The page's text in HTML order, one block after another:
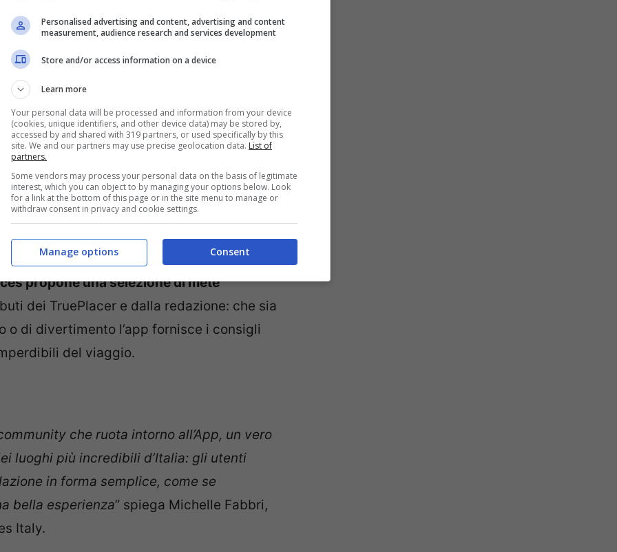
e posti insoliti da scoprire, individuati
di TruePlacer.Una community, di cui
“Ambasciatori del proprio territorio”,
le esperienze proposte.
ristorante, un B&B, o qualsiasi altra realtà
mete sulla mappa rispondono adiversi
case di personaggi, patrimonio Unesco,
il wellness, la natura, il divertimento e
Trentino alla Sicilia passando per Lazio,
percorsi suggestivi in tutta Italia.
propone una selezione di mete
dei TruePlacer e dalla redazione: che sia
o di divertimento l’app fornisce i consigli
del viaggio.
che ruota intorno all’App, un vero
luoghi più incredibili d’Italia: gli utenti
in forma semplice, come se
bella esperienza” spiega Michelle Fabbri,
Italy.
Personalised advertising and content, advertising and content
measurement, audience research and services development
Store and/or access information on a device
Learn more
Your personal data will be processed and information from your device
(cookies, unique identifiers, and other device data) may be stored by,
accessed by and shared with 319 partners, or used specifically by this
site. We and our partners may use precise geolocation data. List of
partners.
Some vendors may process your personal data on the basis of legitimate
interest, which you can object to by managing your options below. Look
for a link at the bottom of this page or in the site menu to manage or
withdraw consent in privacy and cookie settings.
Consent
Manage options